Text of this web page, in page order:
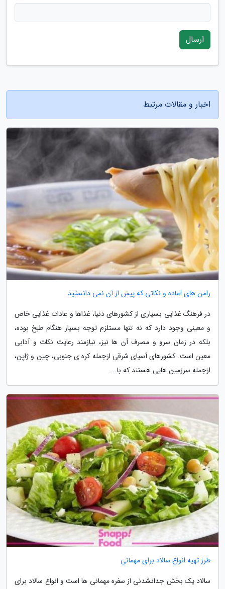
ارسال
اخبار و مقالات مرتبط
رامن های آماده و نکاتی که پیش از آن نمی دانستید
در فرهنگ غذایی بسیاری از کشورهای دنیا، غذاها و عادات غذایی خاص
و معینی وجود دارد که نه تنها مستلزم توجه بسیار هنگام طبخ بوده،
بلکه در زمان سرو و مصرف آن ها نیز، نیازمند رعایت نکات و آدابی
معین است. کشورهای آسیای شرقی ازجمله کره ی جنوبی، چین و ژاپن،
ازجمله سرزمین هایی هستند که با...
طرز تهیه انواع سالاد برای مهمانی
سالاد یک بخش جدانشدنی از سفره مهمانی ها است و انواع سالاد برای